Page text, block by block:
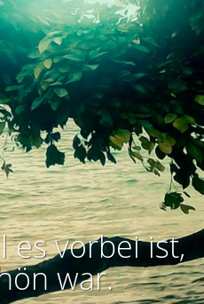
es vorbei ist,
war.